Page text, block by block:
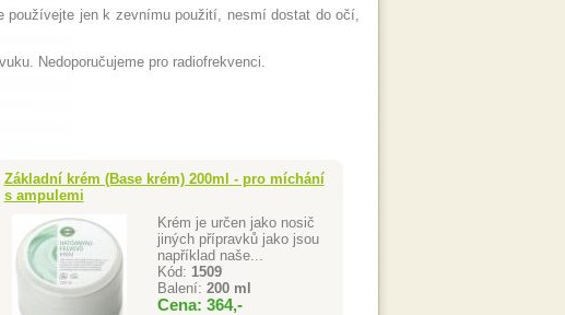
používejte jen k zevnímu použití, nesmí dostat do očí,
Nedoporučujeme pro radiofrekvenci.
Základní krém (Base krém) 200ml - pro míchání
s ampulemi
Krém je určen jako nosič
jiných přípravků jako jsou
například naše...
Kód: 1509
Balení: 200 ml
Cena: 364,-